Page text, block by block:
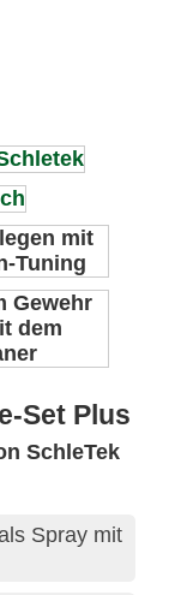
Set Plus
SchleTek
Spray mit